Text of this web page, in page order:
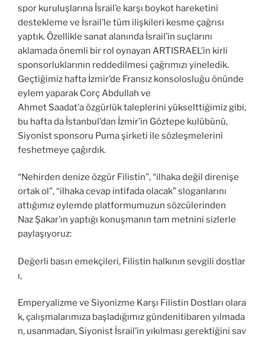
spor kuruluşlarına İsrail’e karşı boykot hareketini
destekleme ve İsrail’le tüm ilişkileri kesme çağrısı
yaptık. Özellikle sanat alanında İsrail’in suçlarını
aklamada önemli bir rol oynayan ARTISRAEL’in kirli
sponsorluklarının reddedilmesi çağrımızı yineledik.
Geçtiğimiz hafta İzmir’de Fransız konsolosluğu önünde
eylem yaparak Corç Abdullah ve
Ahmet Saadat’a özgürlük taleplerini yükselttiğimiz gibi,
bu hafta da İstanbul’dan İzmir’in Göztepe kulübünü,
Siyonist sponsoru Puma şirketi ile sözleşmelerini
feshetmeye çağırdık.
“Nehirden denize özgür Filistin”, “ilhaka değil direnişe
ortak ol”, “ilhaka cevap intifada olacak” sloganlarını
attığımız eylemde platformumuzun sözcülerinden
Naz Şakar’ın yaptığı konuşmanın tam metnini sizlerle
paylaşıyoruz:
Değerli basın emekçileri, Filistin halkının sevgili dostlar
ı,
Emperyalizme ve Siyonizme Karşı Filistin Dostları olara
k, çalışmalarımıza başladığımız gündenitibaren yılmada
n, usanmadan, Siyonist İsrail’in yıkılması gerektiğini sav